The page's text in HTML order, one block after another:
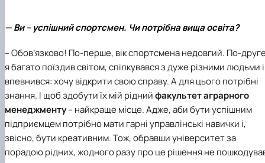
Стартап школа НУБіП України
Патентно-ліцензійна діяльність
медицина»
Досліднику та автору
Наукові журнали НУБіП України
Наукові журнали НУБіП України (English)
Пам'ятка про проведення науково-
заходів
Порядок планування та організації
проведення НТЗ
Результати науково-технічних заходів
Монографії
Наука для бізнесу
«SEB-2024»
«SEB-2025»
Благодійний фонд «Голосіївська ініціатива
Звіт ректора
Почесні доктори і професори НУБіП України
Пресслужба
Університетський кур'єр
Вибори ректора
Програма розвитку університету
ініціатива – 2025»
Офіційна символіка
Уповноважена особа з питань запобігання
виявлення корупції
Положення про антикорупційного
уповноваженого НУБіП України
Національні нормативно-правові акти
Нормативно-правові акти НУБіП України
Інформаційні ресурси НАЗК
Методичні роз’яснення НАЗК
Антикорупційні заходи
Гендерна радниця
Контактна інформація
— Ви – успішний спортсмен. Чи потрібна вища освіта?
– Обов’язково! По-перше, вік спортсмена недовгий. По-
я багато поїздив світом, спілкувався з дуже різними людьми і
впевнився: хочу відкрити свою справу. А для цього потрібні
знання. І щоб здобути їх мій ріднийфакультет аграрного
менеджменту– найкраще місце. Адже, аби бути успішним
підприємцем потрібно мати гарні управлінські навички і,
звісно, бути креативним. Тож, обравши університет за
порадою рідних, жодного разу про це рішення не